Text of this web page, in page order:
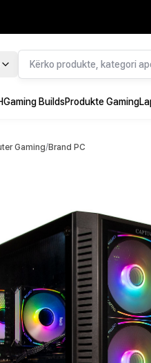
Gaming BuildsProdukte Gaming
Gaming/Brand PC